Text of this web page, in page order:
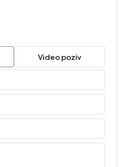
Video poziv